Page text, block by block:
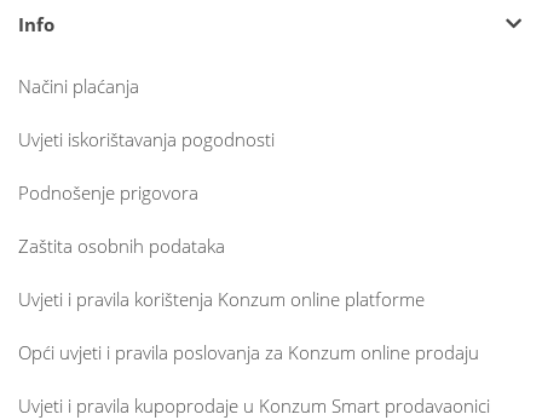
Info
Načini plaćanja
Uvjeti iskorištavanja pogodnosti
Podnošenje prigovora
Zaštita osobnih podataka
Uvjeti i pravila korištenja Konzum online platforme
Opći uvjeti i pravila poslovanja za Konzum online prodaju
Uvjeti i pravila kupoprodaje u Konzum Smart prodavaonici